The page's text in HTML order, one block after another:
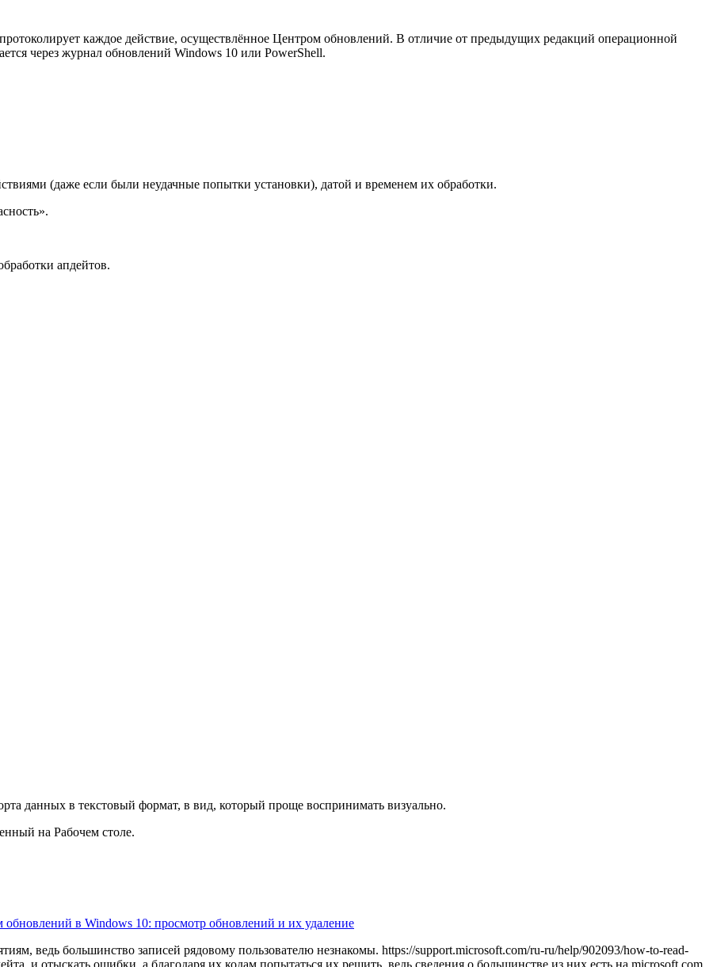
каждое действие, осуществлённое Центром обновлений. В отличие от предыдущих редакций операционной
через журнал обновлений Windows 10 или PowerShell.
(даже если были неудачные попытки установки), датой и временем их обработки.
апдейтов.
данных в текстовый формат, в вид, который проще воспринимать визуально.
на Рабочем столе.
обновлений в Windows 10: просмотр обновлений и их удаление
ведь большинство записей рядовому пользователю незнакомы. https://support.microsoft.com/ru-ru/help/902093/how-to-read-